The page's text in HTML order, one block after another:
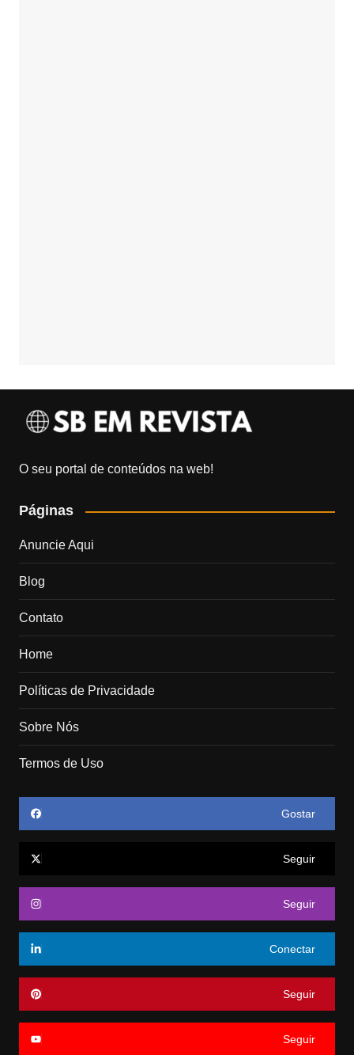
O seu portal de conteúdos na web!
Páginas
Anuncie Aqui
Blog
Contato
Home
Políticas de Privacidade
Sobre Nós
Termos de Uso
Gostar
Seguir
Seguir
Conectar
Seguir
Seguir